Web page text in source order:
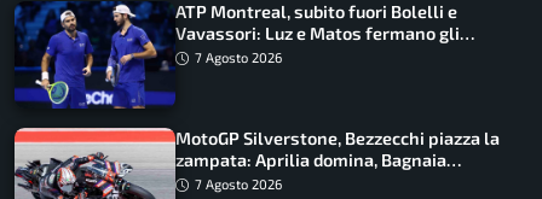
ATP Montreal, subito fuori Bolelli e
Vavassori: Luz e Matos fermano gli
azzurri
7 Agosto 2026
MotoGP Silverstone, Bezzecchi piazza la
zampata: Aprilia domina, Bagnaia
costretto al Q1
7 Agosto 2026